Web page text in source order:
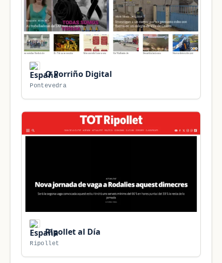
O Porriño Digital
Pontevedra
Ripollet al Día
Ripollet